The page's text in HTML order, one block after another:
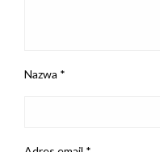
Nazwa *